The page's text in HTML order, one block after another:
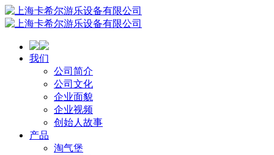
我们
公司简介
公司文化
企业面貌
企业视频
创始人故事
产品
淘气堡